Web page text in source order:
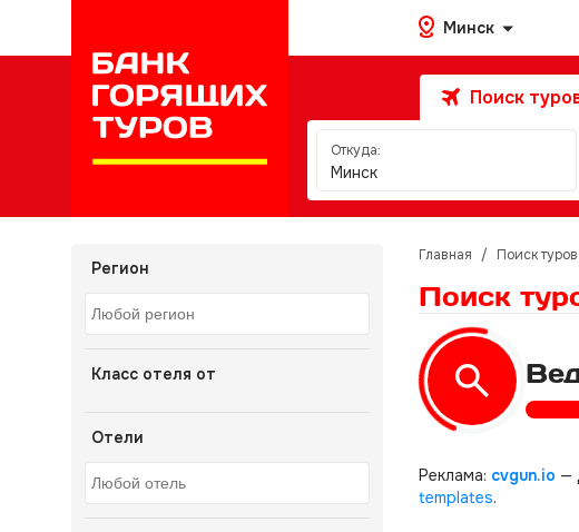
Минск
Поиск
Откуда:
Минск
Регион
Класс отеля от
Отели
Главная / Поиск туров
Поиск
Реклама: cvgun.io —
templates.